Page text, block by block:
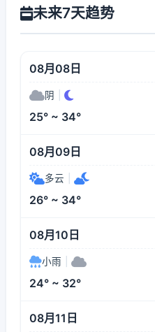
未来7天趋势
08月08日
阴
25° ~ 34°
08月09日
多云
26° ~ 34°
08月10日
小雨
24° ~ 32°
08月11日